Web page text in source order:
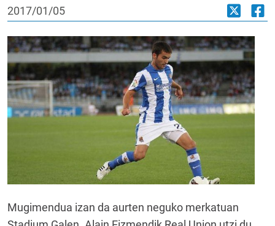
2017/01/05
Mugimendua izan da aurten neguko merkatuan